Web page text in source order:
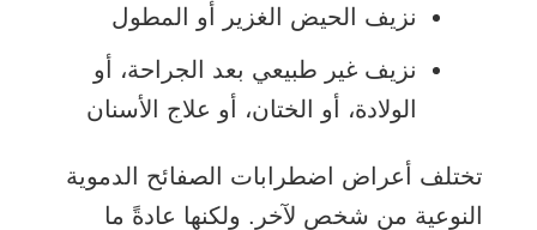
نزيف الحيض الغزير أو المطول
نزيف غير طبيعي بعد الجراحة، أو
الولادة، أو الختان، أو علاج الأسنان
تختلف أعراض اضطرابات الصفائح الدموية
النوعية من شخص لآخر. ولكنها عادةً ما